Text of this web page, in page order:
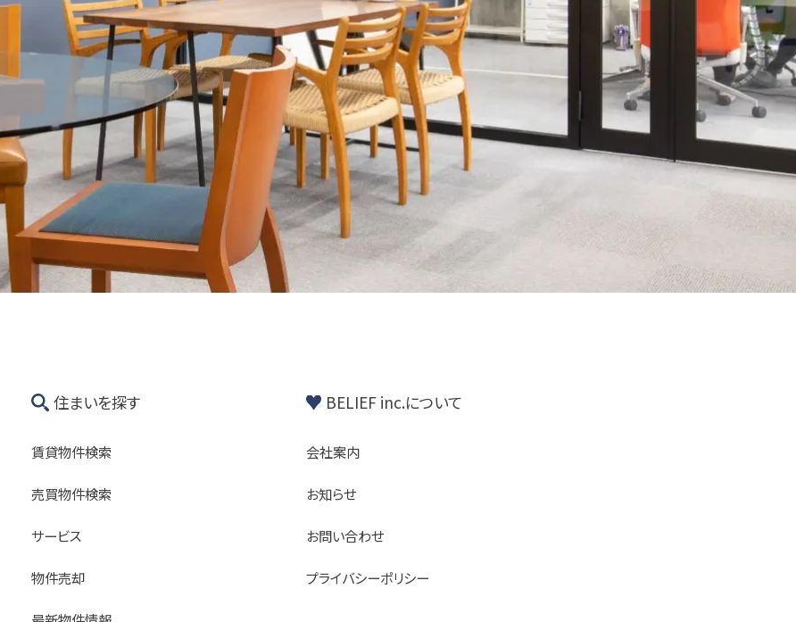
住まいを探す
賃貸物件検索
売買物件検索
サービス
物件売却
BELIEF inc.について
会社案内
お知らせ
お問い合わせ
プライバシーポリシー